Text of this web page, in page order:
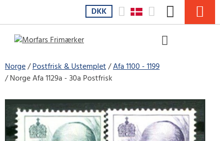
DKK
Norge Postfrisk & Ustemplet Afa 1100 - 1199
Norge Afa 1129a - 30a Postfrisk